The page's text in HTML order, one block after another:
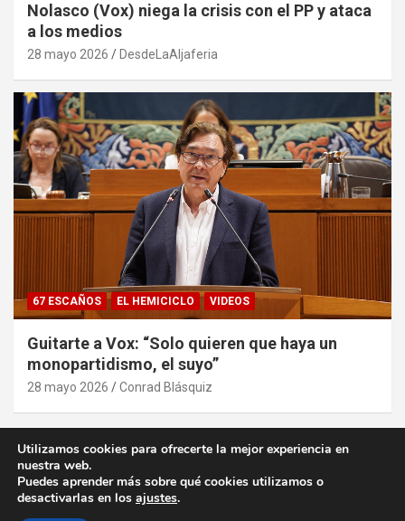
Nolasco (Vox) niega la crisis con el PP y ataca
a los medios
28 mayo 2026 DesdeLaAljaferia
67 ESCAÑOS EL HEMICICLO VIDEOS
Guitarte a Vox: “Solo quieren que haya un
monopartidismo, el suyo”
28 mayo 2026 Conrad Blásquiz
desde la Aljafería
Utilizamos cookies para ofrecerte la mejor experiencia en
nuestra web.
Puedes aprender más sobre qué cookies utilizamos o
desactivarlas en los ajustes.